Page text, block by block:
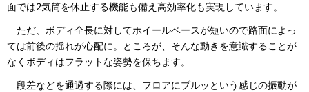
面では2気筒を休止する機能も備え高効率化も実現しています。
ただ、ボディ全長に対してホイールベースが短いので路面によっ
ては前後の揺れが心配に。ところが、そんな動きを意識することが
なくボディはフラットな姿勢を保ちます。
段差などを通過する際には、フロアにブルッという感じの振動が